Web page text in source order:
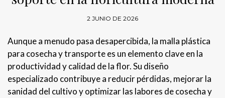
2 JUNIO DE 2026
Aunque a menudo pasa desapercibida, la malla plástica
para cosecha y transporte es un elemento clave en la
productividad y calidad de la flor. Su diseño
especializado contribuye a reducir pérdidas, mejorar la
sanidad del cultivo y optimizar las labores de cosecha y